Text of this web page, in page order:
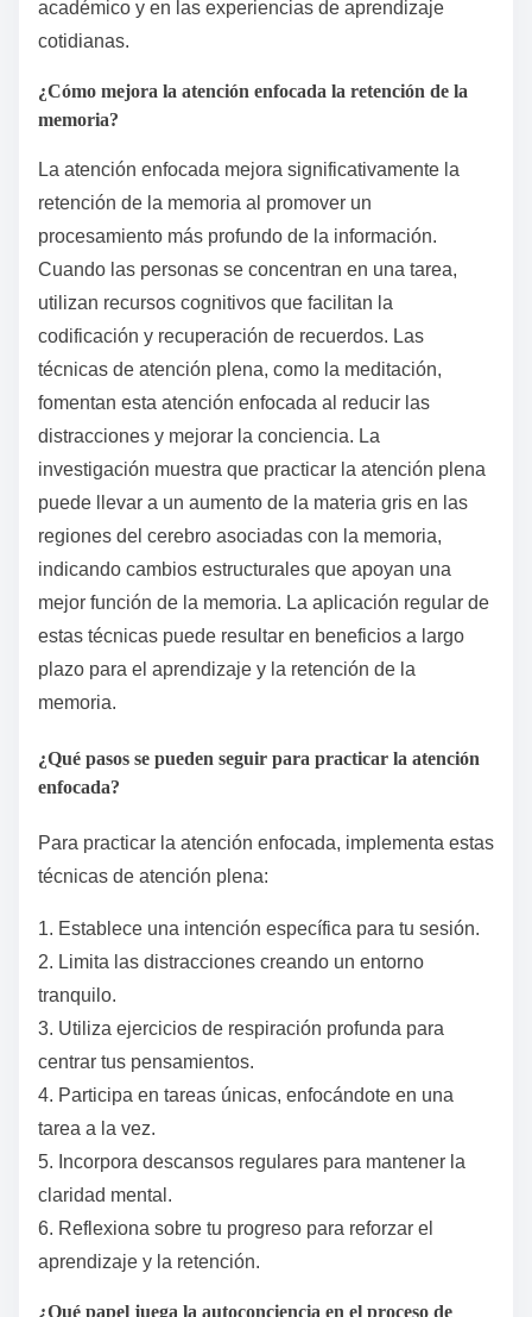
académico y en las experiencias de aprendizaje
cotidianas.
¿Cómo mejora la atención enfocada la retención de la
memoria?
La atención enfocada mejora significativamente la
retención de la memoria al promover un
procesamiento más profundo de la información.
Cuando las personas se concentran en una tarea,
utilizan recursos cognitivos que facilitan la
codificación y recuperación de recuerdos. Las
técnicas de atención plena, como la meditación,
fomentan esta atención enfocada al reducir las
distracciones y mejorar la conciencia. La
investigación muestra que practicar la atención plena
puede llevar a un aumento de la materia gris en las
regiones del cerebro asociadas con la memoria,
indicando cambios estructurales que apoyan una
mejor función de la memoria. La aplicación regular de
estas técnicas puede resultar en beneficios a largo
plazo para el aprendizaje y la retención de la
memoria.
¿Qué pasos se pueden seguir para practicar la atención
enfocada?
Para practicar la atención enfocada, implementa estas
técnicas de atención plena:
1. Establece una intención específica para tu sesión.
2. Limita las distracciones creando un entorno
tranquilo.
3. Utiliza ejercicios de respiración profunda para
centrar tus pensamientos.
4. Participa en tareas únicas, enfocándote en una
tarea a la vez.
5. Incorpora descansos regulares para mantener la
claridad mental.
6. Reflexiona sobre tu progreso para reforzar el
aprendizaje y la retención.
¿Qué papel juega la autoconciencia en el proceso de